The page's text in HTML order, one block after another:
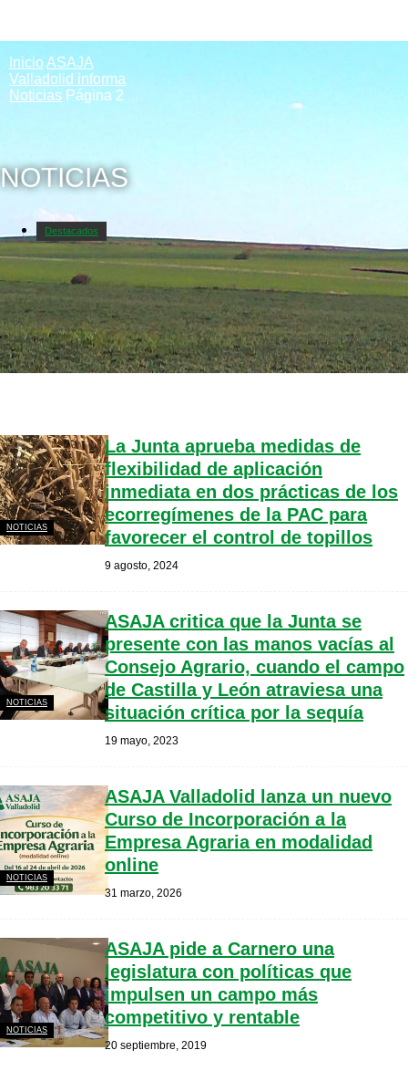
Inicio ASAJA
Valladolid informa
Noticias Página 2
NOTICIAS
Destacados
NOTICIAS
La Junta aprueba medidas de
flexibilidad de aplicación
inmediata en dos prácticas de los
ecorregímenes de la PAC para
favorecer el control de topillos
9 agosto, 2024
NOTICIAS
ASAJA critica que la Junta se
presente con las manos vacías al
Consejo Agrario, cuando el campo
de Castilla y León atraviesa una
situación crítica por la sequía
19 mayo, 2023
NOTICIAS
ASAJA Valladolid lanza un nuevo
Curso de Incorporación a la
Empresa Agraria en modalidad
online
31 marzo, 2026
NOTICIAS
ASAJA pide a Carnero una
legislatura con políticas que
impulsen un campo más
competitivo y rentable
20 septiembre, 2019